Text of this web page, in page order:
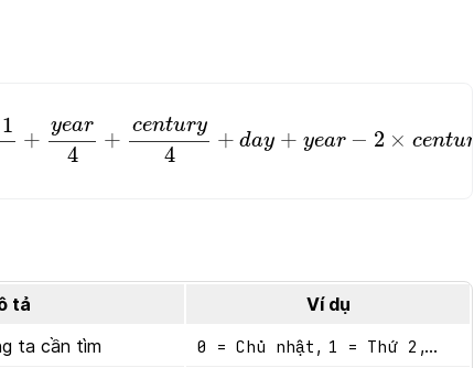
1
+
year
4
+
century
4
+ day + year − 2 × centur
15 u
tả Ví dụ
ta cần tìm 0 = Chủ nhật , 1 = Thứ 2 ,...